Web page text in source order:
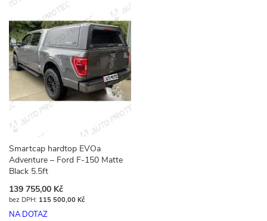
Smartcap hardtop EVOa
Adventure – Ford F-150 Matte
Black 5.5ft
139 755,00 Kč
115 500,00 Kč
NA DOTAZ